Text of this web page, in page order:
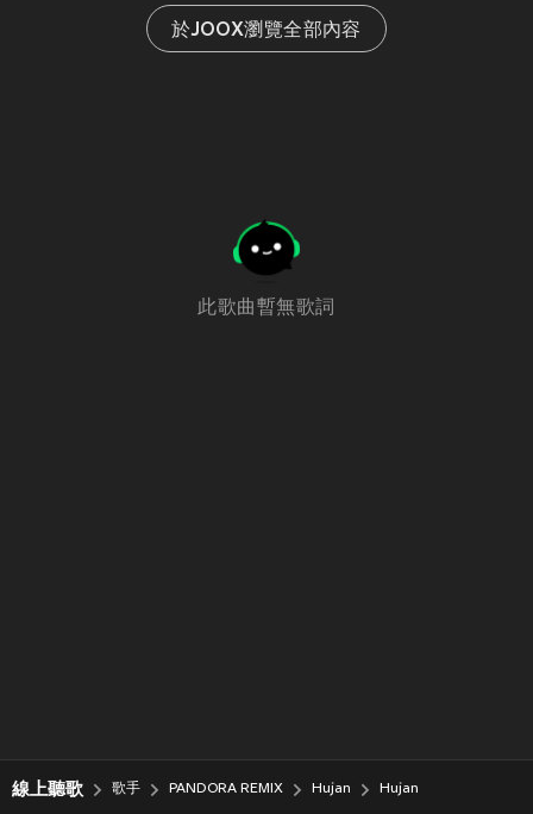
於JOOX瀏覽全部內容
此歌曲暫無歌詞
線上聽歌 歌手 PANDORA REMIX Hujan Hujan